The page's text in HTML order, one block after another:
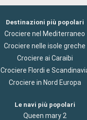
Destinazioni più popolari
Crociere nel Mediterraneo
Crociere nelle isole greche
Crociere ai Caraibi
Crociere Flordi e
Crociere in Nord Europa
Le navi più popolari
Queen mary 2